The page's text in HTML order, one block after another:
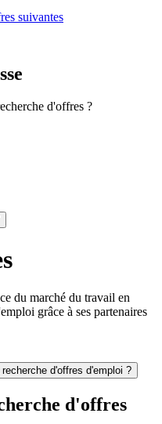
suivantes
d'offres ?
du marché du travail en
grâce à ses partenaires
d'offres d'emploi ?
d'offres